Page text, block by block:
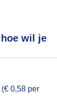
wil je
(€ 0,58 per